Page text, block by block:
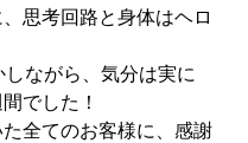
思考回路と身体はヘロ
しながら、気分は実に
でした！
全てのお客様に、感謝